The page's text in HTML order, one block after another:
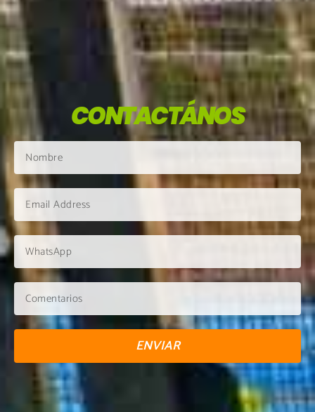
CONTACTÁNOS
ENVIAR